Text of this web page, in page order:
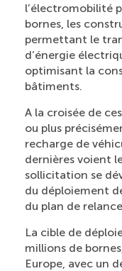
l’électromobilité
bornes, les
permettant le
d’énergie
optimisant la
bâtiments.
A la croisée de
ou plus
recharge de
dernières voient
sollicitation se
du déploiement
du plan de
La cible de
millions de
Europe, avec un